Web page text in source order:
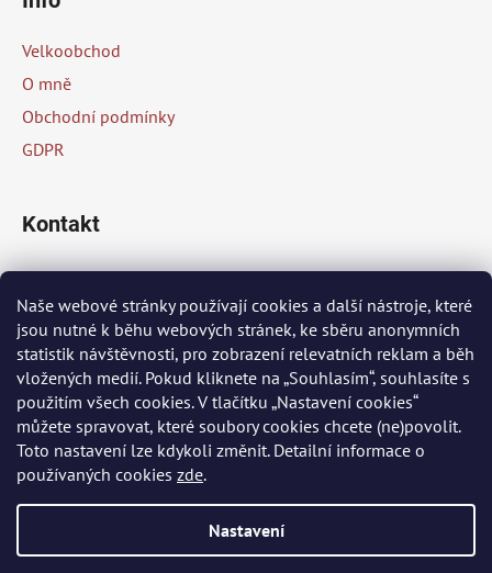
Naše webové stránky používají cookies a další nástroje, které
jsou nutné k běhu webových stránek, ke sběru anonymních
statistik návštěvnosti, pro zobrazení relevatních reklam a běh
vložených medií. Pokud kliknete na „Souhlasím“, souhlasíte s
použitím všech cookies. V tlačítku „Nastavení cookies“
můžete spravovat, které soubory cookies chcete (ne)povolit.
Toto nastavení lze kdykoli změnit. Detailní informace o
používaných cookies zde.
Nastavení
Velkoobchod
O mně
Obchodní podmínky
GDPR
Kontakt
+420 778 002 430
Přijímáme online platby